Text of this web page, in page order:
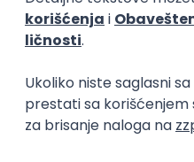
Prosečna
"Prosečna ocena studiranja"
predstavlja prosečnu ocenu
studenti dobijaju na ispitima
studija.